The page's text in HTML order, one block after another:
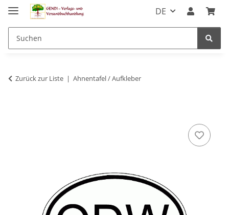
DE
Zurück zur Liste Ahnentafel / Aufkleber